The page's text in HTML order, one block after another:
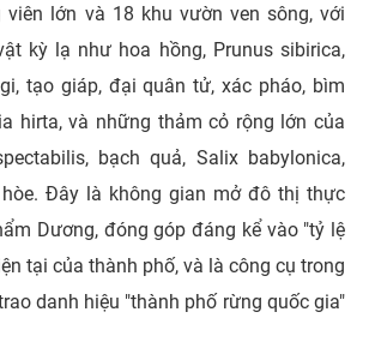
viên lớn và 18 khu vườn ven sông, với
kỳ lạ như hoa hồng, Prunus sibirica,
tạo giáp, đại quân tử, xác pháo, bìm
hirta, và những thảm cỏ rộng lớn của
bạch quả, Salix babylonica,
Đây là không gian mở đô thị thực
Dương, đóng góp đáng kể vào "tỷ lệ
tại của thành phố, và là công cụ trong
danh hiệu "thành phố rừng quốc gia"